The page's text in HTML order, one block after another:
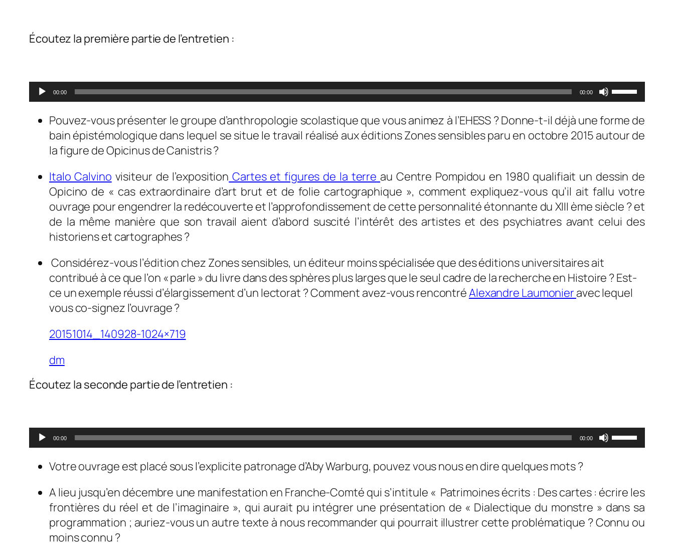
Écoutez la première partie de l’entretien :
Lecteur
audio
00:00 00:00
Utilisez
les
flèches
haut/bas
ou
diminuer
le
volume.
Pouvez-vous présenter le groupe d’anthropologie scolastique que vous animez à l’EHESS ? Donne-t-il déjà une forme de
bain épistémologique dans lequel se situe le travail réalisé aux éditions Zones sensibles paru en octobre 2015 autour de
la figure de Opicinus de Canistris ?
Italo Calvino visiteur de l’exposition Cartes et figures de la terre au Centre Pompidou en 1980 qualifiait un dessin de
Opicino de « cas extraordinaire d’art brut et de folie cartographique », comment expliquez-vous qu’il ait fallu votre
ouvrage pour engendrer la redécouverte et l’approfondissement de cette personnalité étonnante du XIII ème siècle ? et
de la même manière que son travail aient d’abord suscité l’intérêt des artistes et des psychiatres avant celui des
historiens et cartographes ?
Considérez-vous l’édition chez Zones sensibles, un éditeur moins spécialisée que des éditions universitaires ait
contribué à ce que l’on « parle » du livre dans des sphères plus larges que le seul cadre de la recherche en Histoire ? Est-
ce un exemple réussi d’élargissement d’un lectorat ? Comment avez-vous rencontréAlexandre Laumonieravec lequel
vous co-signez l’ouvrage ?
20151014_140928-1024×719
dm
Écoutez la seconde partie de l’entretien :
Lecteur
audio
00:00 00:00
Utilisez
les
pour
augmenter
ou
Votre ouvrage est placé sous l’explicite patronage d’Aby Warburg, pouvez vous nous en dire quelques mots ?
A lieu jusqu’en décembre une manifestation en Franche-Comté qui s’intitule « Patrimoines écrits : Des cartes : écrire les
frontières du réel et de l’imaginaire », qui aurait pu intégrer une présentation de « Dialectique du monstre » dans sa
programmation ; auriez-vous un autre texte à nous recommander qui pourrait illustrer cette problématique ? Connu ou
moins connu ?